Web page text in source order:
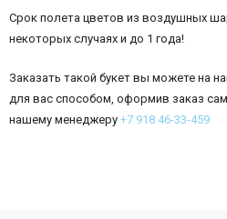
Срок полета цветов из воздушных
некоторых случаях и до 1 года!
Заказать такой букет вы можете на
для вас способом, оформив заказ
нашему менеджеру +7 918 46-33-459